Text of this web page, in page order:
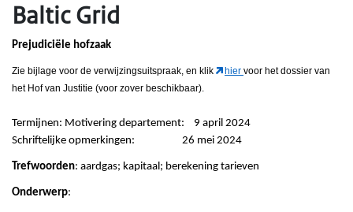
Baltic Grid
Prejudiciële hofzaak
Zie bijlage voor de verwijzingsuitspraak, en klik hier voor het dossier van
het Hof van Justitie (voor zover beschikbaar).
Termijnen: Motivering departement: 9 april 2024
Schriftelijke opmerkingen: 26 mei 2024
Trefwoorden: aardgas; kapitaal; berekening tarieven
Onderwerp: